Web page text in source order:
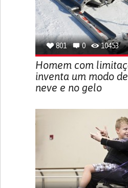
801 0 10453
Homem com
inventa um modo
neve e no gelo